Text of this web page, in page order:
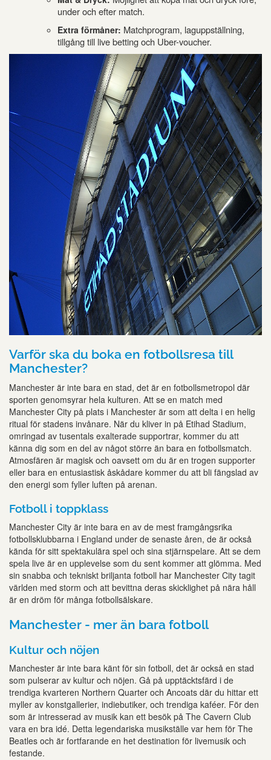
under och efter match.
Extra förmåner: Matchprogram, laguppställning,
tillgång till live betting och Uber-voucher.
Varför ska du boka en fotbollsresa till
Manchester?
Manchester är inte bara en stad, det är en fotbollsmetropol där
sporten genomsyrar hela kulturen. Att se en match med
Manchester City på plats i Manchester är som att delta i en helig
ritual för stadens invånare. När du kliver in på Etihad Stadium,
omringad av tusentals exalterade supportrar, kommer du att
känna dig som en del av något större än bara en fotbollsmatch.
Atmosfären är magisk och oavsett om du är en trogen supporter
eller bara en entusiastisk åskådare kommer du att bli fängslad av
den energi som fyller luften på arenan.
Fotboll i toppklass
Manchester City är inte bara en av de mest framgångsrika
fotbollsklubbarna i England under de senaste åren, de är också
kända för sitt spektakulära spel och sina stjärnspelare. Att se dem
spela live är en upplevelse som du sent kommer att glömma. Med
sin snabba och tekniskt briljanta fotboll har Manchester City tagit
världen med storm och att bevittna deras skicklighet på nära håll
är en dröm för många fotbollsälskare.
Manchester - mer än bara fotboll
Kultur och nöjen
Manchester är inte bara känt för sin fotboll, det är också en stad
som pulserar av kultur och nöjen. Gå på upptäcktsfärd i de
trendiga kvarteren Northern Quarter och Ancoats där du hittar ett
myller av konstgallerier, indiebutiker, och trendiga kaféer. För den
som är intresserad av musik kan ett besök på The Cavern Club
vara en bra idé. Detta legendariska musikställe var hem för The
Beatles och är fortfarande en het destination för livemusik och
festande.